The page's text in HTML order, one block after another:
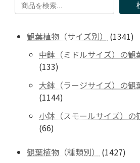
観葉植物（サイズ別） 1341
の
品
中鉢（ミドルサイズ）の観
133133
の
商
品
大鉢（ラージサイズ）の観
11441144
の
小鉢（スモールサイズ）の
6666
の
観葉植物（種類別） 14271427